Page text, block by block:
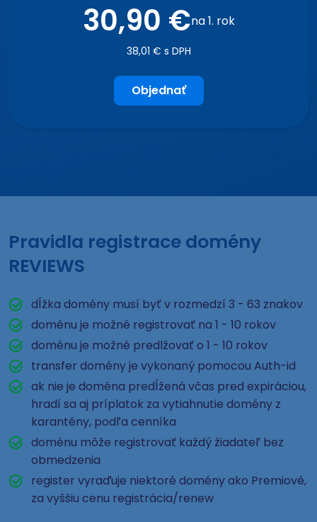
30,90 €na 1. rok
38,01 € s DPH
Objednať
Pravidla registrace domény
REVIEWS
dĺžka domény musí byť v rozmedzí 3 - 63 znakov
doménu je možné registrovať na 1 - 10 rokov
doménu je možné predlžovať o 1 - 10 rokov
transfer domény je vykonaný pomocou Auth-id
ak nie je doména predĺžená včas pred expiráciou,
hradí sa aj príplatok za vytiahnutie domény z
karantény, podľa cenníka
doménu môže registrovať každý žiadateľ bez
obmedzenia
register vyraďuje niektoré domény ako Premiové,
za vyššiu cenu registrácia/renew